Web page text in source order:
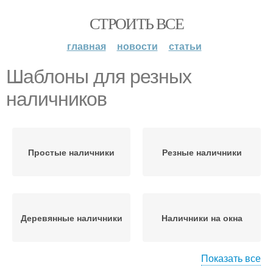
СТРОИТЬ ВСЕ
главная новости статьи
Шаблоны для резных
наличников
Простые наличники Резные наличники
Деревянные наличники Наличники на окна
Показать все